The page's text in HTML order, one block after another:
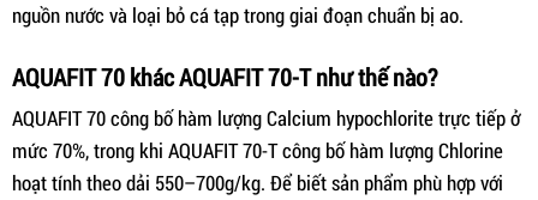
nguồn nước và loại bỏ cá tạp trong giai đoạn chuẩn bị ao.
AQUAFIT 70 khác AQUAFIT 70-T như thế nào?
AQUAFIT 70 công bố hàm lượng Calcium hypochlorite trực tiếp ở
mức 70%, trong khi AQUAFIT 70-T công bố hàm lượng Chlorine
hoạt tính theo dải 550–700g/kg. Để biết sản phẩm phù hợp với